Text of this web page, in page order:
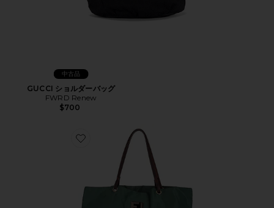
中古品
GUCCI ショルダーバッグ
FWRD Renew
$700
Favorite FENDI バッグ